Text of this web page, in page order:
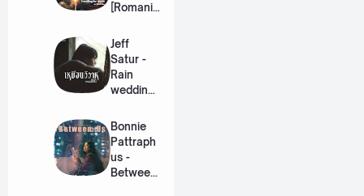
[Romaniz
Lyric +
Eng]
Jeff
Satur -
Rain
wedding
วิวาห์)
Ost. The
Paradise
of Thorns
Bonnie
Pattraph
us -
Between